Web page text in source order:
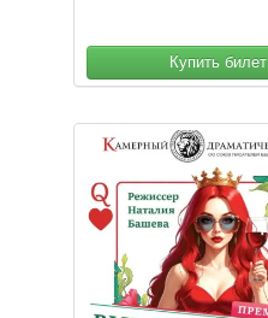
Купить билет